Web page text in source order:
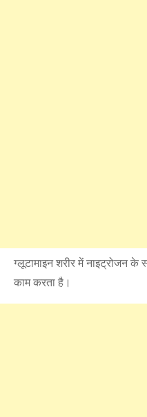
ग्लूटामाइन शरीर में नाइट्रोजन के
काम करता है।